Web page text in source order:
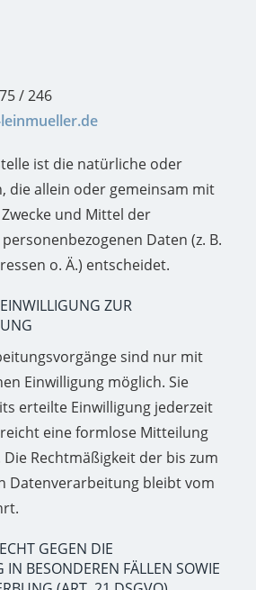
/ 246
ist die natürliche oder
die allein oder gemeinsam mit
und Mittel der
Daten (z. B.
o. Ä.) entscheidet.
ZUR
sind nur mit
Einwilligung möglich. Sie
erteilte Einwilligung jederzeit
eine formlose Mitteilung
Die Rechtmäßigkeit der bis zum
Datenverarbeitung bleibt vom
GEGEN DIE
BESONDEREN FÄLLEN SOWIE